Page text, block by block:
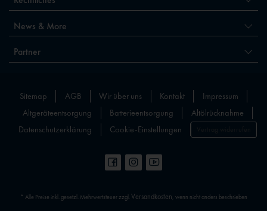
News & More
Partner
Sitemap AGB Wir über uns Kontakt
Impressum
Altgeräteentsorgung
Batterieentsorgung
Altölrücknahme
Datenschutzerklärung
Cookie-Einstellungen
* Alle Preise inkl. gesetzl. Mehrwertsteuer zzgl. Versandkosten, wenn nicht anders beschrieben